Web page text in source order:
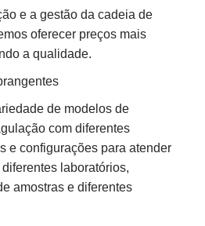
e a gestão da cadeia de
oferecer preços mais
a qualidade.
de modelos de
com diferentes
e configurações para atender
laboratórios,
amostras e diferentes